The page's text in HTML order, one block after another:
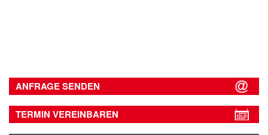
ANFRAGE SENDEN
TERMIN VEREINBAREN